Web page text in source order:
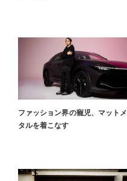
ファッション界の寵児、マットメ
タルを着こなす